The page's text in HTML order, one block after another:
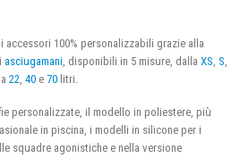
100% personalizzabili grazie alla
asciugamani , disponibili in 5 misure, dalla XS S
22 40 e 70 litri.
personalizzate, il modello in poliestere, più
in piscina, i modelli in silicone per i
squadre agonistiche e nella versione